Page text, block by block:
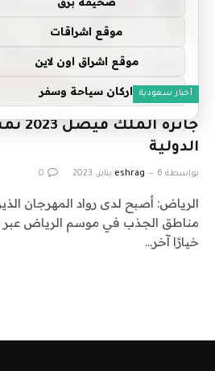
أخبار سعودية
الدولية
بواسطة eshrag 6 يناير، 2023 0
الرياض: أصبح لدى رواد المهرجان
خيارًا آخر…
موقع اشراقات
موقع اشراق اون لاين
اركان سياحة وسفر